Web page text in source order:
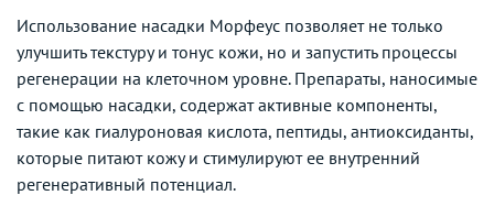
Использование насадки Морфеус позволяет не только
улучшить текстуру и тонус кожи, но и запустить процессы
регенерации на клеточном уровне. Препараты, наносимые
с помощью насадки, содержат активные компоненты,
такие как гиалуроновая кислота, пептиды, антиоксиданты,
которые питают кожу и стимулируют ее внутренний
регенеративный потенциал.